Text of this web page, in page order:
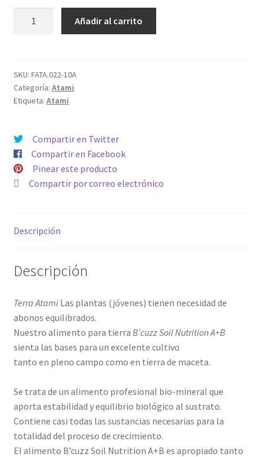
Añadir al carrito
SKU: FATA.022-10A
Categoría: Atami
Etiqueta: Atami
Compartir en Twitter
Compartir en Facebook
Pinear este producto
Compartir por correo electrónico
Descripción
Descripción
Terra AtamiLas plantas (jóvenes) tienen necesidad de
abonos equilibrados.
Nuestro alimento para tierra B’cuzz Soil Nutrition A+B
sienta las bases para un excelente cultivo
tanto en pleno campo como en tierra de maceta.
Se trata de un alimento profesional bio-mineral que
aporta estabilidad y equilibrio biológico al sustrato.
Contiene casi todas las sustancias necesarias para la
totalidad del proceso de crecimiento.
El alimento B’cuzz Soil Nutrition A+B es apropiado tanto